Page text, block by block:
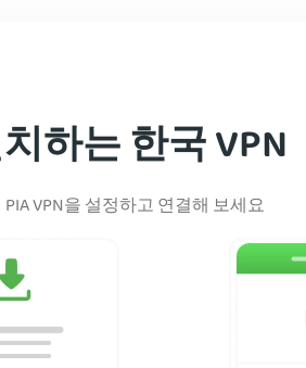
하는 한국 VPN
VPN을 설정하고 연결해 보세요